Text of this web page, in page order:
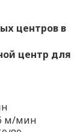
центров в
центр для
м/мин